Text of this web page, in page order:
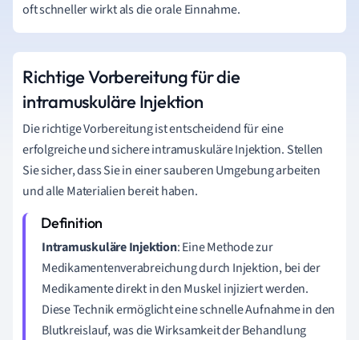
oft schneller wirkt als die orale Einnahme.
Richtige Vorbereitung für die
intramuskuläre Injektion
Die richtige Vorbereitung ist entscheidend für eine
erfolgreiche und sichere intramuskuläre Injektion. Stellen
Sie sicher, dass Sie in einer sauberen Umgebung arbeiten
und alle Materialien bereit haben.
Intramuskuläre Injektion: Eine Methode zur
Medikamentenverabreichung durch Injektion, bei der
Medikamente direkt in den Muskel injiziert werden.
Diese Technik ermöglicht eine schnelle Aufnahme in den
Blutkreislauf, was die Wirksamkeit der Behandlung